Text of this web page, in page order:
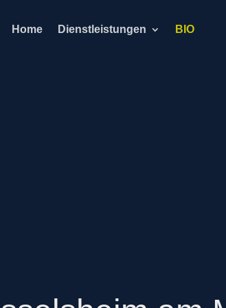
Home Dienstleistungen BIO